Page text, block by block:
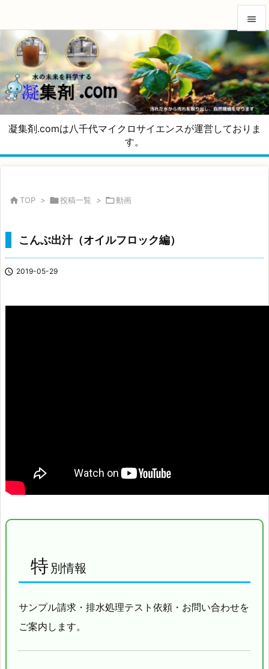
凝集剤.comは八千代マイクロサイエンスが運営しておりま
す。


メニュ

サイド

次へ
 TOP > 投稿一覧 > 動画
こんぶ出汁（オイルフロック編）
 2019-05-29
特 別情報
サンプル請求・排水処理テスト依頼・お問い合わせを
ご案内します。